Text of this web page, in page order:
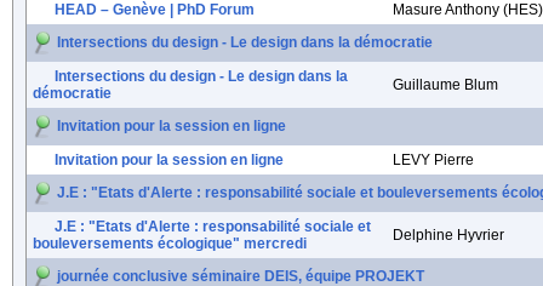
HEAD – Genève | PhD Forum
Masure Anthony (HES)
Intersections du design - Le design dans la démocratie
Intersections du design - Le design dans la
démocratie
Guillaume Blum
Invitation pour la session en ligne
Invitation pour la session en ligne
LEVY Pierre
J.E : "Etats d'Alerte : responsabilité sociale et bouleversements
J.E : "Etats d'Alerte : responsabilité sociale et
bouleversements écologique" mercredi
Delphine Hyvrier
journée conclusive séminaire DEIS, équipe PROJEKT